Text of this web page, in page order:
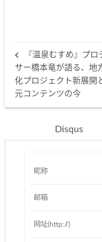
『温泉むすめ』プロ
サー橋本竜が語る、地
化プロジェクト新展開
元コンテンツの今
Disqus